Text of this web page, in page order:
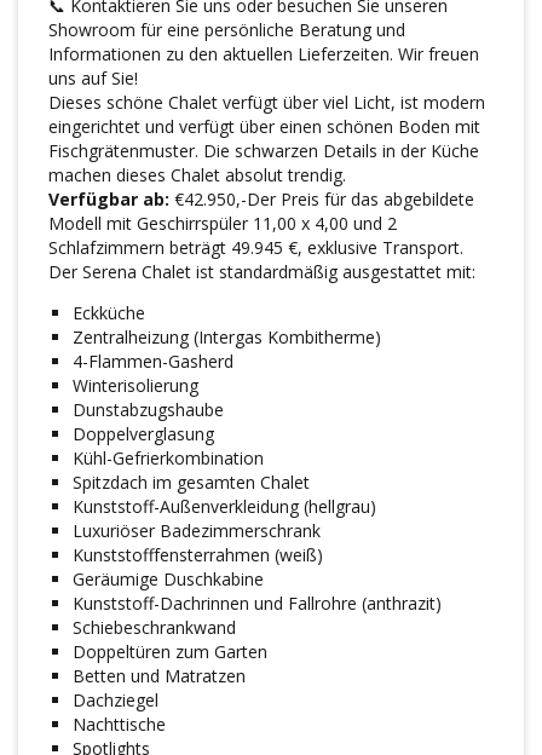
📞 Kontaktieren Sie uns oder besuchen Sie unseren
Showroom für eine persönliche Beratung und
Informationen zu den aktuellen Lieferzeiten. Wir freuen
uns auf Sie!
Dieses schöne Chalet verfügt über viel Licht, ist modern
eingerichtet und verfügt über einen schönen Boden mit
Fischgrätenmuster. Die schwarzen Details in der Küche
machen dieses Chalet absolut trendig.
Verfügbar ab: €42.950,-Der Preis für das abgebildete
Modell mit Geschirrspüler 11,00 x 4,00 und 2
Schlafzimmern beträgt 49.945 €, exklusive Transport.
Der Serena Chalet ist standardmäßig ausgestattet mit:
Eckküche
Zentralheizung (Intergas Kombitherme)
4-Flammen-Gasherd
Winterisolierung
Dunstabzugshaube
Doppelverglasung
Kühl-Gefrierkombination
Spitzdach im gesamten Chalet
Kunststoff-Außenverkleidung (hellgrau)
Luxuriöser Badezimmerschrank
Kunststofffensterrahmen (weiß)
Geräumige Duschkabine
Kunststoff-Dachrinnen und Fallrohre (anthrazit)
Schiebeschrankwand
Doppeltüren zum Garten
Betten und Matratzen
Dachziegel
Nachttische
Spotlights